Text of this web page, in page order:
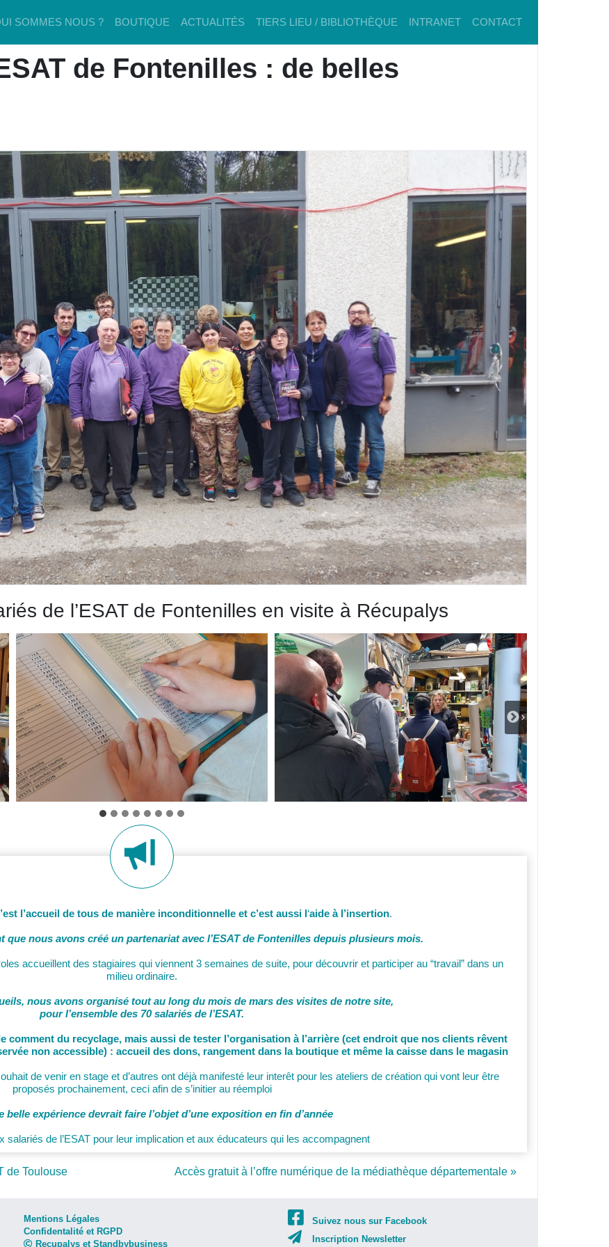
SOMMES NOUS ? BOUTIQUE ACTUALITÉS TIERS LIEU / BIBLIOTHÈQUE INTRANET CONTACT
de Fontenilles : de belles
de l’ESAT de Fontenilles en visite à Récupalys
l’accueil de tous de manière inconditionnelle et c’est aussi l‘aide à l’insertion.
que nous avons créé un partenariat avec l’ESAT de Fontenilles depuis plusieurs mois.
accueillent des stagiaires qui viennent 3 semaines de suite, pour découvrir et participer au “travail” dans un
milieu ordinaire.
nous avons organisé tout au long du mois de mars des visites de notre site,
pour l’ensemble des 70salariés de l’ESAT.
comment du recyclage, mais aussi de tester l’organisation à l’arrière (cet endroit que nos clients rêvent
non accessible) : accueil des dons, rangement dans la boutique et même la caisse dans le magasin
de venir en stage et d’autres ont déjà manifesté leur interêt pour les ateliers de création qui vont leur être
proposés prochainement, ceci afin de s’initier au réemploi
belle expérience devrait faire l’objet d’une exposition en fin d’année
salariés de l’ESAT pour leur implication et aux éducateurs qui les accompagnent
de Toulouse Accès gratuit à l’offre numérique de la médiathèque départementale »
Mentions Légales
Confidentalité et RGPD
Recupalys et Standbybusiness
Suivez nous sur Facebook
Inscription Newsletter